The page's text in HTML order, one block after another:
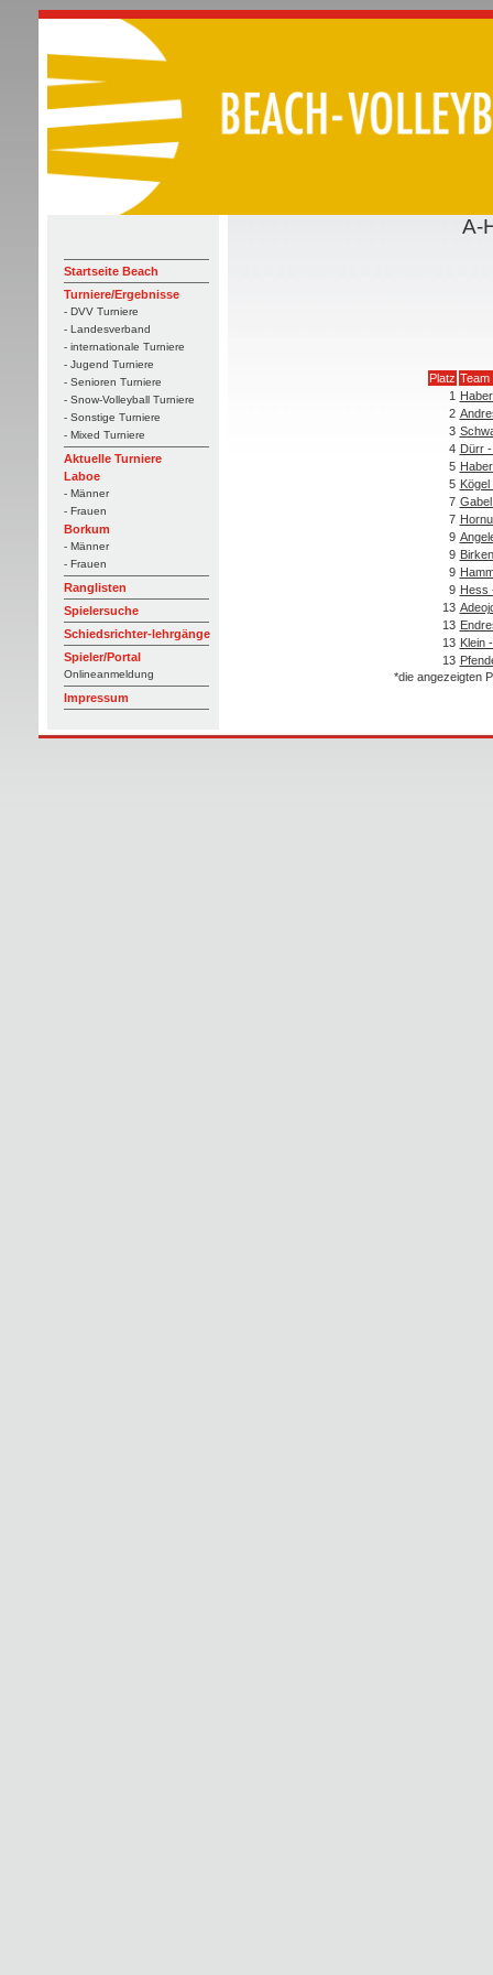
Startseite Beach
Turniere/Ergebnisse
- DVV Turniere
- Landesverband
- internationale Turniere
- Jugend Turniere
- Senioren Turniere
- Snow-Volleyball Turniere
- Sonstige Turniere
- Mixed Turniere
Aktuelle Turniere
Laboe
- Männer
- Frauen
Borkum
- Männer
- Frauen
Ranglisten
Spielersuche
Schiedsrichter-lehrgänge
Spieler/Portal
Onlineanmeldung
Impressum
A-
Platz Team
1
2
3
4 Dürr
5
5
7
7
9
9
9
9 Hess
13
13
13 Klein
13
*die angezeigten